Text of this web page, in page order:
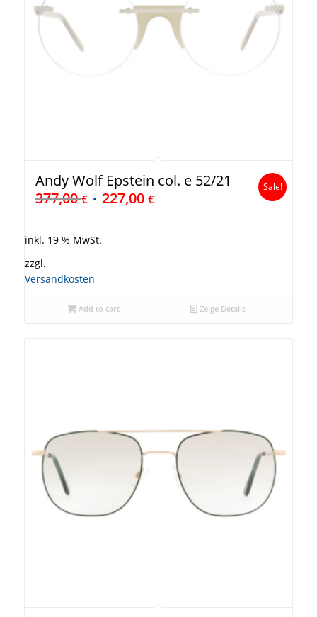
Andy Wolf Epstein col. e 52/21
377,00€ 227,00 €
Sale!
inkl. 19 % MwSt.
zzgl.
Versandkosten
Add to cart Zeige Details